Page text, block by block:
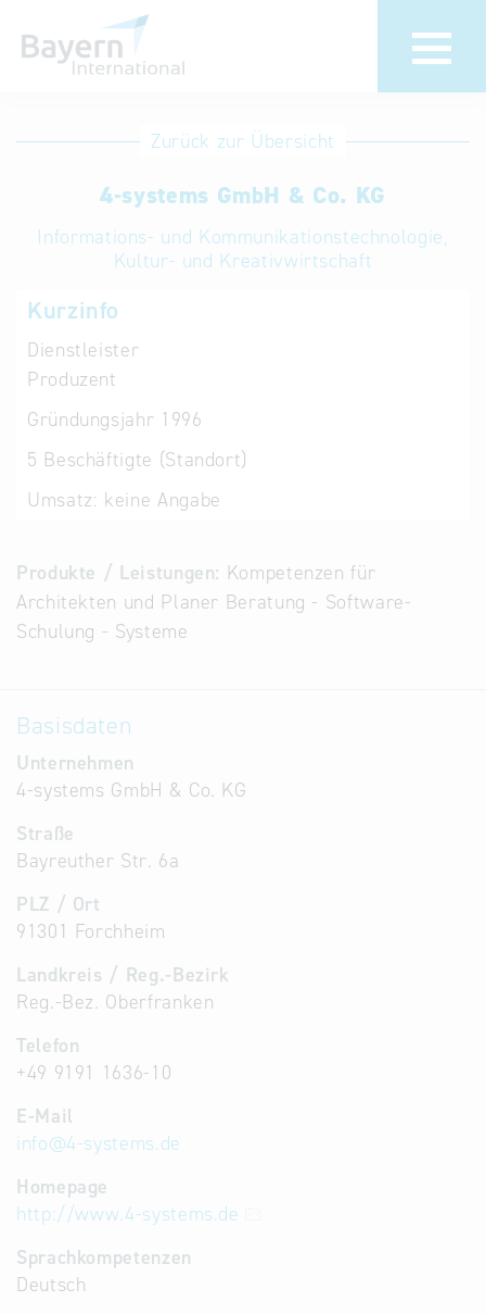
Anmeldung
Unternehmen
anmelden
Institution
Eintrag
löschen
Aktualisieren
Sie Ihren
aus
Österreich
Zurück zur Übersicht
4-systems GmbH & Co. KG
Informations- und Kommunikationstechnologie,
Kultur- und Kreativwirtschaft
Kurzinfo
Dienstleister
Produzent
Gründungsjahr 1996
5 Beschäftigte (Standort)
Umsatz: keine Angabe
Produkte / Leistungen: Kompetenzen für
Architekten und Planer Beratung - Software-
Schulung - Systeme
Basisdaten
Unternehmen
4-systems GmbH & Co. KG
Straße
Bayreuther Str. 6a
PLZ / Ort
91301 Forchheim
Landkreis / Reg.-Bezirk
Reg.-Bez. Oberfranken
Telefon
+49 9191 1636-10
E-Mail
info@4-systems.de
Homepage
http://www.4-systems.de
Sprachkompetenzen
Deutsch